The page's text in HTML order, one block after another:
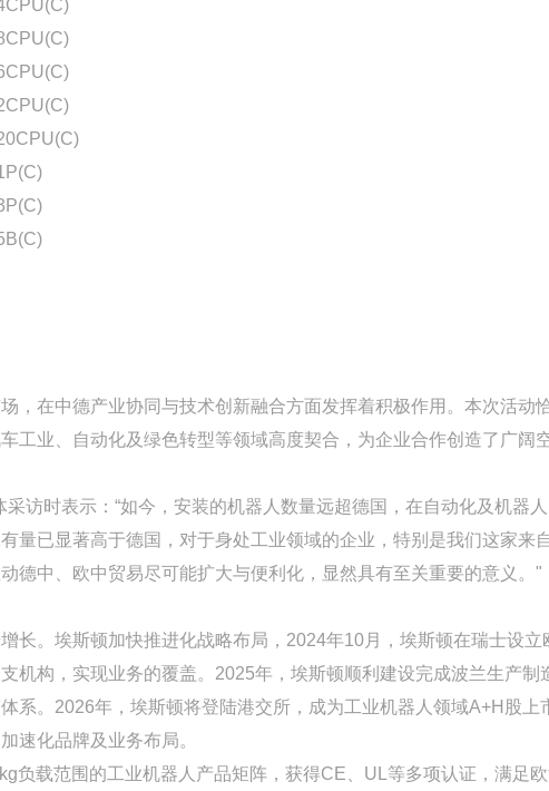
，在中德产业协同与技术创新融合方面发挥着积极作用。本次活动
工业、自动化及绿色转型等领域高度契合，为企业合作创造了广阔
访时表示：“如今，安装的机器人数量远超德国，在自动化及机器
量已显著高于德国，对于身处工业领域的企业，特别是我们这家来
德中、欧中贸易尽可能扩大与便利化，显然具有至关重要的意义。"
长。埃斯顿加快推进化战略布局，2024年10月，埃斯顿在瑞士设立
机构，实现业务的覆盖。2025年，埃斯顿顺利建设完成波兰生产制
系。2026年，埃斯顿将登陆港交所，成为工业机器人领域A+H股上
速化品牌及业务布局。
负载范围的工业机器人产品矩阵，获得CE、UL等多项认证，满足